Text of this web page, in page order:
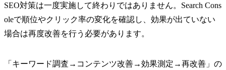
SEO対策は一度実施して終わりではありません。Search Cons
oleで順位やクリック率の変化を確認し、効果が出ていない
場合は再度改善を行う必要があります。
「キーワード調査→コンテンツ改善→効果測定→再改善」の